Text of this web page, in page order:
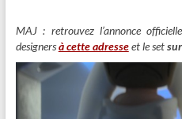
MAJ : retrouvez l’annonce
designersà cette adresseet le setsur